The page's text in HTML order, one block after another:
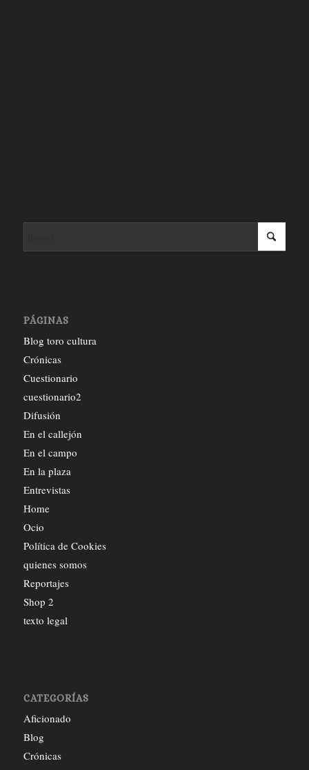
PÁGINAS
Blog toro cultura
Crónicas
Cuestionario
cuestionario2
Difusión
En el callejón
En el campo
En la plaza
Entrevistas
Home
Ocio
Política de Cookies
quienes somos
Reportajes
Shop 2
texto legal
CATEGORÍAS
Aficionado
Blog
Crónicas